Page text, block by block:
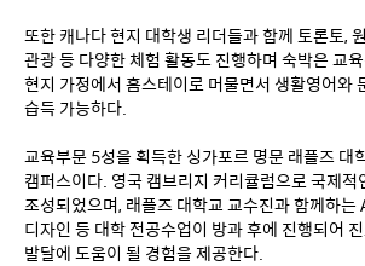
또한 캐나다 현지 대학생 리더들과 함께 토론토,
관광 등 다양한 체험 활동도 진행하며 숙박은 교
현지 가정에서 홈스테이로 머물면서 생활영어와
습득 가능하다.
교육부문 5성을 획득한 싱가포르 명문 래플즈 대
캠퍼스이다. 영국 캠브리지 커리큘럼으로 국제적
조성되었으며, 래플즈 대학교 교수진과 함께하는
디자인 등 대학 전공수업이 방과 후에 진행되어
발달에 도움이 될 경험을 제공한다.